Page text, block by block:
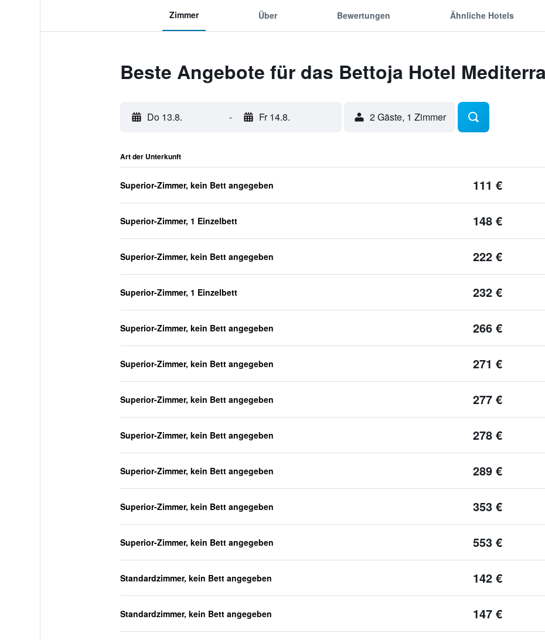
Zimmer Über Bewertungen Ähnliche Hotels
Beste Angebote für das Bettoja Hotel
Do 13.8. - Fr 14.8. 2 Gäste, 1 Zimmer
Art der Unterkunft
Superior-Zimmer, kein Bett angegeben 111 €
Superior-Zimmer, 1 Einzelbett 148 €
Superior-Zimmer, kein Bett angegeben 222 €
Superior-Zimmer, 1 Einzelbett 232 €
Superior-Zimmer, kein Bett angegeben 266 €
Superior-Zimmer, kein Bett angegeben 271 €
Superior-Zimmer, kein Bett angegeben 277 €
Superior-Zimmer, kein Bett angegeben 278 €
Superior-Zimmer, kein Bett angegeben 289 €
Superior-Zimmer, kein Bett angegeben 353 €
Superior-Zimmer, kein Bett angegeben 553 €
Standardzimmer, kein Bett angegeben 142 €
Standardzimmer, kein Bett angegeben 147 €